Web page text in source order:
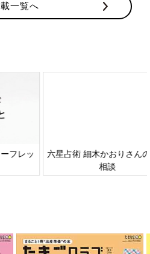
一覧へ
六星占術 細木かおりさんの人生